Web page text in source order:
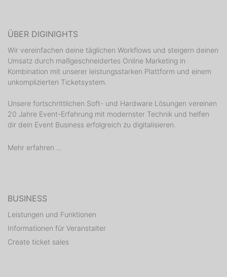
ÜBER DIGINIGHTS
Wir vereinfachen deine täglichen Workflows und steigern deinen
Umsatz durch maßgeschneidertes Online Marketing in
Kombination mit unserer leistungsstarken Plattform und einem
unkomplizierten Ticketsystem.
Unsere fortschrittlichen Soft- und Hardware Lösungen vereinen
20 Jahre Event-Erfahrung mit modernster Technik und helfen
dir dein Event Business erfolgreich zu digitalisieren.
Mehr erfahren ...
BUSINESS
Leistungen und Funktionen
Informationen für Veranstalter
Create ticket sales